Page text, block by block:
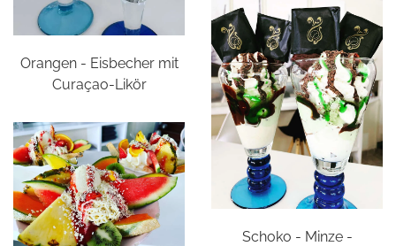
Orangen - Eisbecher mit
Curaçao-Likör
Schoko - Minze -